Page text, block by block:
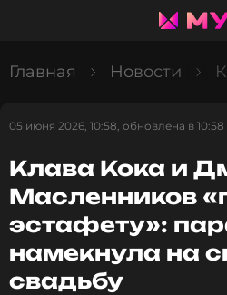
Главная Новости
05 июня 2026, 10:58, обновлена в 10:58
Клава Кока и
Масленников
эстафету»:
намекнула на
свадьбу